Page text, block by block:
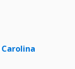
Carolina